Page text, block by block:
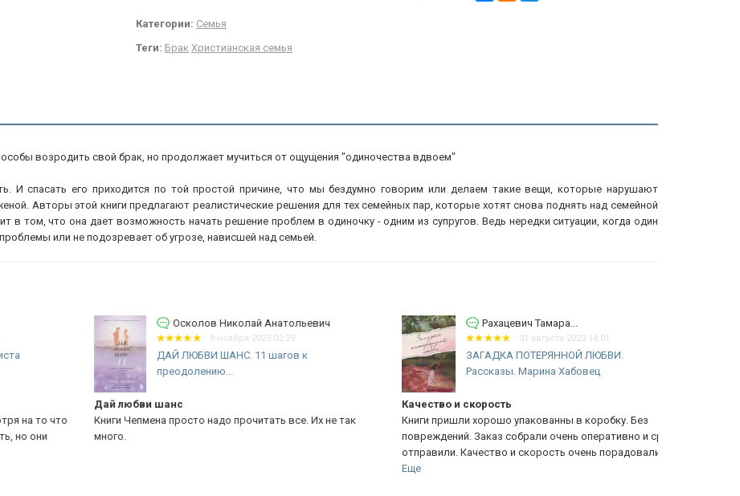
Категории: Семья
Теги: Брак Христианская семья
возродить свой брак, но продолжает мучиться от ощущения "одиночества вдвоем"
И спасать его приходится по той простой причине, что мы бездумно говорим или делаем такие вещи, которые нарушают
Авторы этой книги предлагают реалистические решения для тех семейных пар, которые хотят снова поднять над семейной
в том, что она дает возможность начать решение проблем в одиночку - одним из супругов. Ведь нередки ситуации, когда один
или не подозревает об угрозе, нависшей над семьей.
что
Осколов Николай Анатольевич
9 ноября 2023 02:29
ДАЙ ЛЮБВИ ШАНС. 11 шагов к
преодолению...
Дай любви шанс
Книги Чепмена просто надо прочитать все. Их не так
Рахацевич Тамара...
31 августа 2023 14:01
ЗАГАДКА ПОТЕРЯННОЙ ЛЮБВИ.
Рассказы. Марина Хабовец
Качество и скорость
Книги пришли хорошо упакованны в коробку. Без
повреждений. Заказ собрали очень оперативно и сразу
отправили. Качество и скорость очень порадовали....